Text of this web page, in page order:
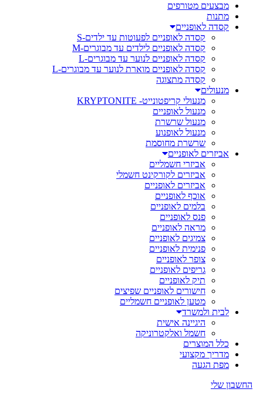
מבצעים מטורפים
מתנות
קסדה לאופניים
קסדה לאופניים לפעוטות עד ילדים-S
קסדה לאופניים לילדים עד מבוגרים-M
קסדה לאופניים לנוער עד מבוגרים-L
קסדה לאופניים מוארת לנוער עד מבוגרים-L
קסדה מתצוגה
מנעולים
מנעולי קריפטונייט- KRYPTONITE
מנעול לאופניים
מנעול שרשרת
מנעול לאופנוע
שרשרת מחוסמת
אביזרים לאופניים
אביזרי חשמליים
אביזרים לקורקינט חשמלי
אביזרים לאופניים
אוכף לאופניים
בלמים לאופניים
פנס לאופניים
מראה לאופניים
צמיגים לאופניים
פנימית לאופניים
צופר לאופניים
גריפים לאופניים
תיק לאופניים
חישורים לאופניים שפיצים
מטען לאופניים חשמליים
לבית ולמשרד
היגיינה אישית
חשמל ואלקטרוניקה
כלל המוצרים
מדריך מקצועי
מפת הגעה
החשבון שלי